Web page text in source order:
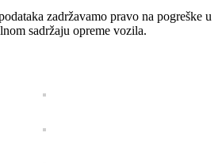
zadržavamo pravo na pogreške u
sadržaju opreme vozila.